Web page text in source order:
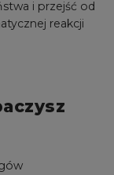
i przejść od
reakcji